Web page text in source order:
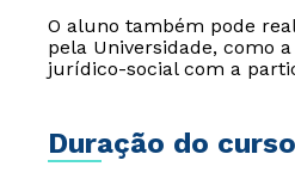
O aluno também pode
pela Universidade, como a
jurídico-social com a
Duração do